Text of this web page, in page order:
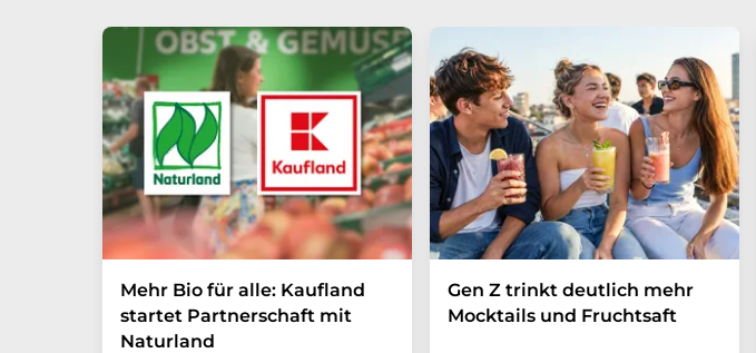
Mehr Bio für alle: Kaufland
startet Partnerschaft mit
Naturland
Gen Z trinkt deutlich mehr
Mocktails und Fruchtsaft